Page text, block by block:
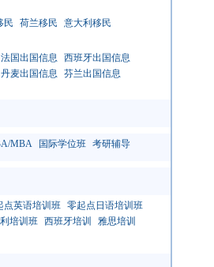
民 荷兰移民
意大利移民
法国出国信息
西班牙出国信息
丹麦出国信息
芬兰出国信息
MBA 国际学位班 考研辅导
点英语培训班 零起点日语培训班
培训班 西班牙培训
雅思培训